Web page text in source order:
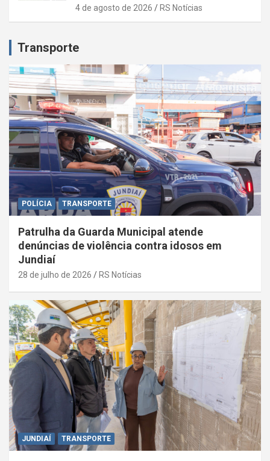
4 de agosto de 2026 RS Notícias
Transporte
POLÍCIA TRANSPORTE
Patrulha da Guarda Municipal atende
denúncias de violência contra idosos em
Jundiaí
28 de julho de 2026 RS Notícias
JUNDIAÍ TRANSPORTE